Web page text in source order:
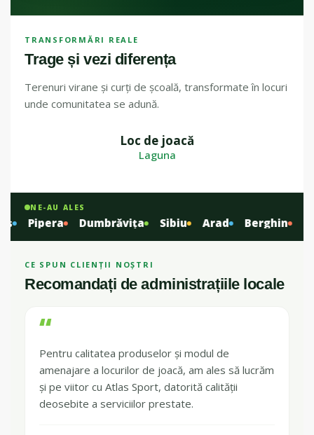
TRANSFORMĂRI REALE
Trage și vezi diferența
Terenuri virane și curți de școală, transformate în locuri
unde comunitatea se adună.
Loc de joacă
Laguna
NE-AU ALES
Pipera Dumbrăvița Sibiu Arad Berghin
CE SPUN CLIENȚII NOȘTRI
Recomandați de administrațiile locale
“
Pentru calitatea produselor și modul de
amenajare a locurilor de joacă, am ales să lucrăm
și pe viitor cu Atlas Sport, datorită calității
deosebite a serviciilor prestate.